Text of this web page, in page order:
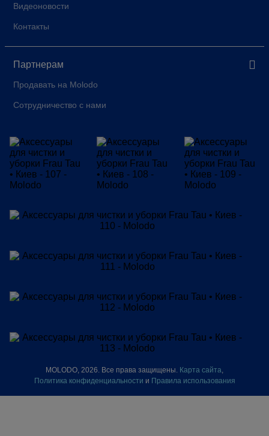
MOLODO, 2026. Все права защищены. Карта сайта,
Политика конфиденциальности и Правила использования
Видеоновости
Контакты
Партнерам
Продавать на Molodo
Сотрудничество с нами